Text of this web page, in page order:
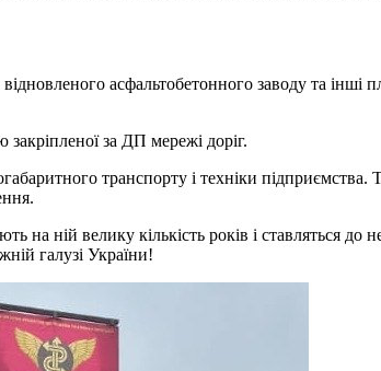
асфальтобетонного заводу та інші
за ДП мережі доріг.
транспорту і техніки підприємства.
ній велику кількість років і ставляться до
галузі України!